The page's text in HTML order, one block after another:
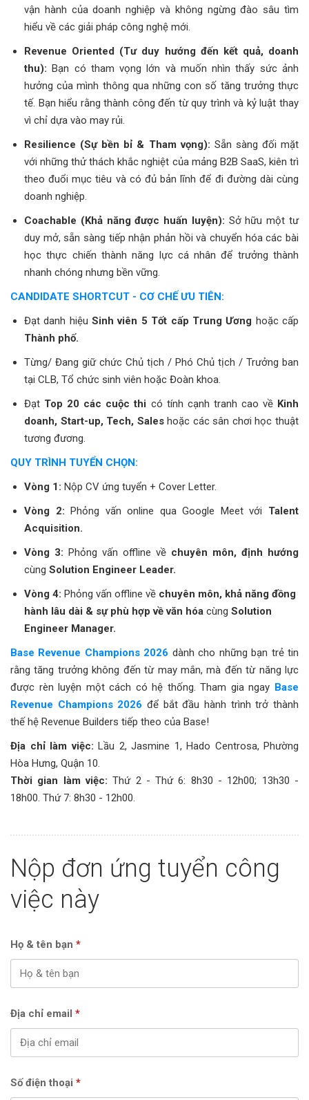
vận hành của doanh nghiệp và không ngừng đào sâu tìm
hiểu về các giải pháp công nghệ mới.
Revenue Oriented (Tư duy hướng đến kết quả, doanh
thu): Bạn có tham vọng lớn và muốn nhìn thấy sức ảnh
hưởng của mình thông qua những con số tăng trưởng thực
tế. Bạn hiểu rằng thành công đến từ quy trình và kỷ luật thay
vì chỉ dựa vào may rủi.
Resilience (Sự bền bỉ & Tham vọng): Sẵn sàng đối mặt
với những thử thách khắc nghiệt của mảng B2B SaaS, kiên trì
theo đuổi mục tiêu và có đủ bản lĩnh để đi đường dài cùng
doanh nghiệp.
Coachable (Khả năng được huấn luyện): Sở hữu một tư
duy mở, sẵn sàng tiếp nhận phản hồi và chuyển hóa các bài
học thực chiến thành năng lực cá nhân để trưởng thành
nhanh chóng nhưng bền vững.
CANDIDATE SHORTCUT - CƠ CHẾ ƯU TIÊN:
Đạt danh hiệu Sinh viên 5 Tốt cấp Trung Ương hoặc cấp
Thành phố.
Từng/ Đang giữ chức Chủ tịch / Phó Chủ tịch / Trưởng ban
tại CLB, Tổ chức sinh viên hoặc Đoàn khoa.
Đạt Top 20 các cuộc thi có tính cạnh tranh cao vềKinh
doanh, Start-up, Tech, Saleshoặc các sân chơi học thuật
tương đương.
QUY TRÌNH TUYỂN CHỌN:
Vòng 1: Nộp CV ứng tuyển + Cover Letter.
Vòng 2: Phỏng vấn online qua Google Meet với Talent
Acquisition.
Vòng 3: Phỏng vấn offline về chuyên môn, định hướng
cùng Solution Engineer Leader.
Vòng 4: Phỏng vấn offline về chuyên môn, khả năng đồng
hành lâu dài & sự phù hợp về văn hóa cùng Solution
Engineer Manager.
Base Revenue Champions 2026 dành cho những bạn trẻ tin
rằng tăng trưởng không đến từ may mắn, mà đến từ năng lực
được rèn luyện một cách có hệ thống. Tham gia ngay Base
Revenue Champions 2026 để bắt đầu hành trình trở thành
thế hệ Revenue Builders tiếp theo của Base!
Địa chỉ làm việc: Lầu 2, Jasmine 1, Hado Centrosa, Phường
Hòa Hưng, Quận 10.
Thời gian làm việc:Thứ 2 - Thứ 6: 8h30 - 12h00; 13h30 -
18h00. Thứ 7: 8h30 - 12h00.
Nộp đơn ứng tuyển công
việc này
Họ & tên bạn *
Địa chỉ email *
Số điện thoại *